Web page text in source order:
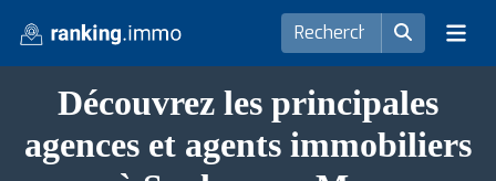
Découvrez les principales
agences et agents immobiliers